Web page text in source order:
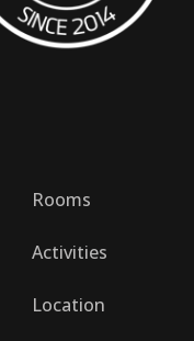
Rooms
Activities
Location